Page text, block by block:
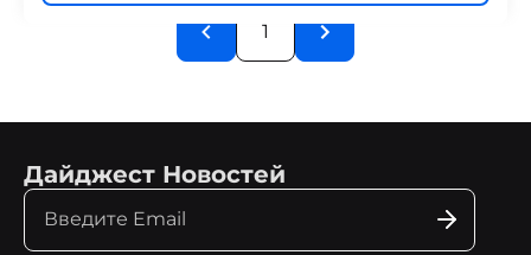
1
Дайджест Новостей